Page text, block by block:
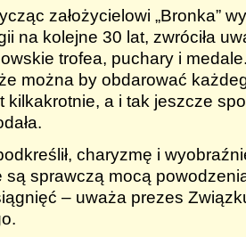
założycielowi „Bronka”
na kolejne 30 lat, zwróciła
trofea, puchary i
można by obdarować
kilkakrotnie, a i tak jeszcze
charyzmę i
są sprawczą mocą
– uważa prezes